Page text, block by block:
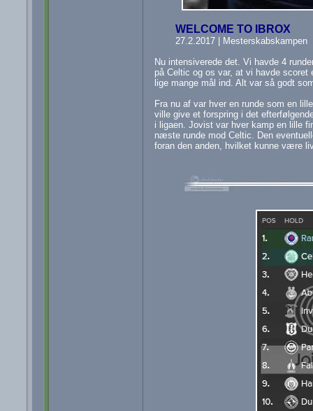
WELCOME TO IBROX
27.2.2017 | Mesterskabskampen
Nu intensiverede det. Vi havde 4
på Celtic og os var, at vi havde
lige mange mål ind. Alt var så godt
Fra nu af var hver en runde som en
ville give et forspring i det
i ligaen. Jovist var hver kamp en lille
næste runde mod Celtic. Den
foran den anden, hvilket kunne være